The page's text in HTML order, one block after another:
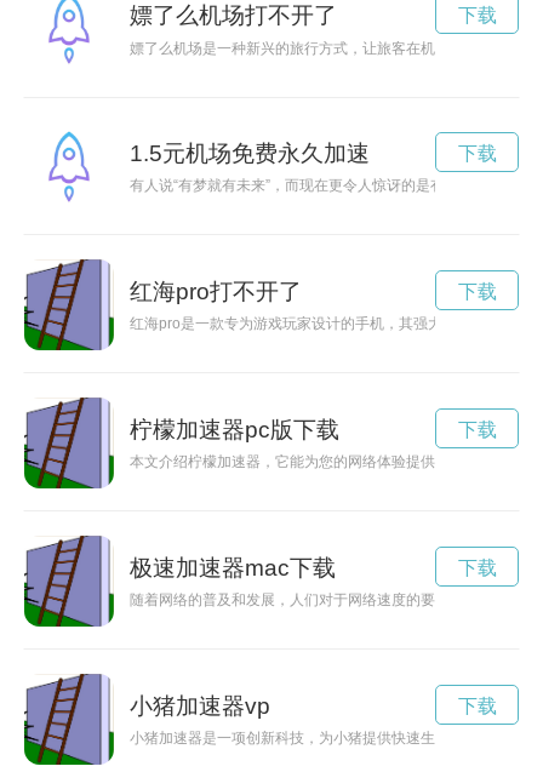
嫖了么机场打不开了
嫖了么机场是一种新兴的旅行方式，让旅客在机场体验购物和文
下载
1.5元机场免费永久加速
有人说“有梦就有未来”，而现在更令人惊讶的是有一座1.5元机
下载
红海pro打不开了
红海pro是一款专为游戏玩家设计的手机，其强大的性能和优质
下载
柠檬加速器pc版下载
本文介绍柠檬加速器，它能为您的网络体验提供高速连接，让
下载
极速加速器mac下载
随着网络的普及和发展，人们对于网络速度的要求也越来越高
下载
小猪加速器vp
小猪加速器是一项创新科技，为小猪提供快速生长和进化的能
下载